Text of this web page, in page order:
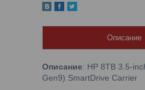
Описание
Описание: HP 8TB 3.5-
Gen9) SmartDrive Carrier